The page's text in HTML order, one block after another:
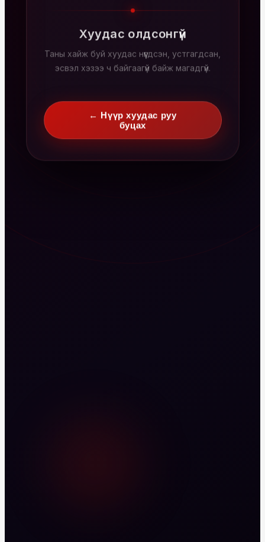
Хуудас олдсонгүй
Таны хайж буй хуудас нүүгдсэн, устгагдсан,
эсвэл хэзээ ч байгаагүй байж магадгүй.
← Нүүр хуудас руу
буцах